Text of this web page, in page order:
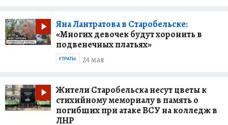
Яна Лантратова в Старобельске:
«Многих девочек будут хоронить в
подвенечных платьях»
24 мая
УТРАТЫ.
Жители Старобельска несут цветы к
стихийному мемориалу в память о
погибших при атаке ВСУ на колледж в
ЛНР